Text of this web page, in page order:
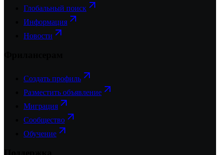
Глобальный поиск
Информация
Новости
Создать профиль
Разместить объявление
Миграция
Сообщество
Обучение